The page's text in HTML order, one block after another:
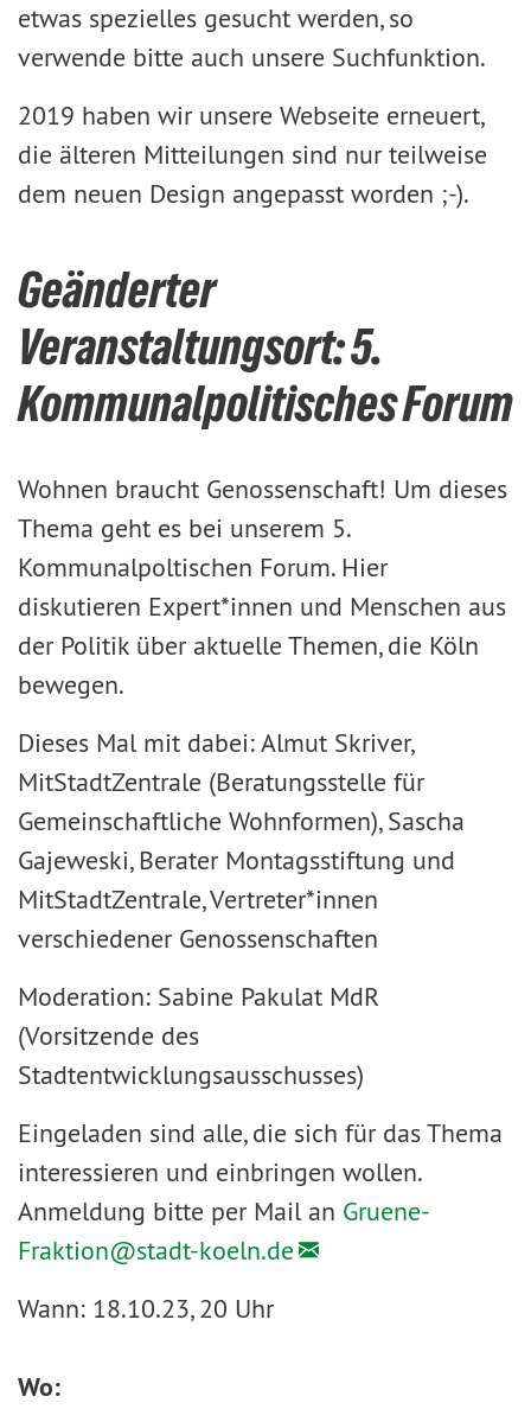
etwas spezielles gesucht werden, so
verwende bitte auch unsere Suchfunktion.
2019 haben wir unsere Webseite erneuert,
die älteren Mitteilungen sind nur teilweise
dem neuen Design angepasst worden ;-).
Geänderter
Veranstaltungsort: 5.
Kommunalpolitisches Forum
Wohnen braucht Genossenschaft! Um dieses
Thema geht es bei unserem 5.
Kommunalpoltischen Forum. Hier
diskutieren Expert*innen und Menschen aus
der Politik über aktuelle Themen, die Köln
bewegen.
Dieses Mal mit dabei: Almut Skriver,
MitStadtZentrale (Beratungsstelle für
Gemeinschaftliche Wohnformen), Sascha
Gajeweski, Berater Montagsstiftung und
MitStadtZentrale, Vertreter*innen
verschiedener Genossenschaften
Moderation: Sabine Pakulat MdR
(Vorsitzende des
Stadtentwicklungsausschusses)
Eingeladen sind alle, die sich für das Thema
interessieren und einbringen wollen.
Anmeldung bitte per Mail an Gruene-
Fraktion@stadt-koeln.de
Wann: 18.10.23, 20 Uhr
Wo: